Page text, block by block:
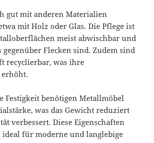
gut mit anderen Materialien
mit Holz oder Glas. Die Pflege ist
meist abwischbar und
Flecken sind. Zudem sind
recyclierbar, was ihre
Festigkeit benötigen Metallmöbel
was das Gewicht reduziert
verbessert. Diese Eigenschaften
ideal für moderne und langlebige